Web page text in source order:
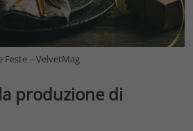
Feste – VelvetMag
produzione di